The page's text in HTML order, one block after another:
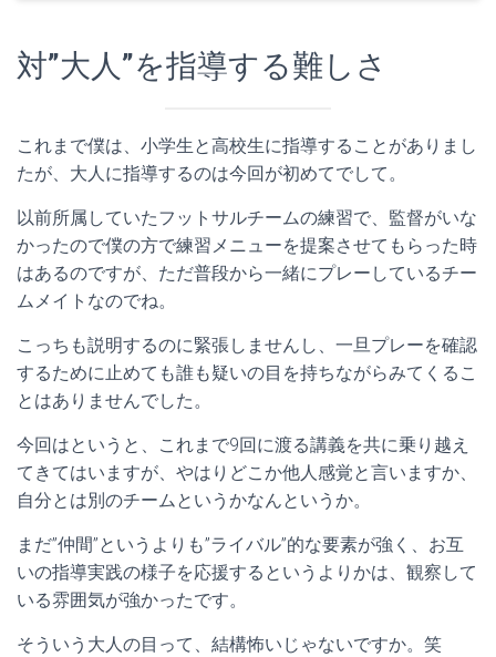
対”大人”を指導する難しさ
これまで僕は、小学生と高校生に指導することがありまし
たが、大人に指導するのは今回が初めてでして。
以前所属していたフットサルチームの練習で、監督がいな
かったので僕の方で練習メニューを提案させてもらった時
はあるのですが、ただ普段から一緒にプレーしているチー
ムメイトなのでね。
こっちも説明するのに緊張しませんし、一旦プレーを確認
するために止めても誰も疑いの目を持ちながらみてくるこ
とはありませんでした。
今回はというと、これまで9回に渡る講義を共に乗り越え
てきてはいますが、やはりどこか他人感覚と言いますか、
自分とは別のチームというかなんというか。
まだ”仲間”というよりも”ライバル”的な要素が強く、お互
いの指導実践の様子を応援するというよりかは、観察して
いる雰囲気が強かったです。
そういう大人の目って、結構怖いじゃないですか。笑